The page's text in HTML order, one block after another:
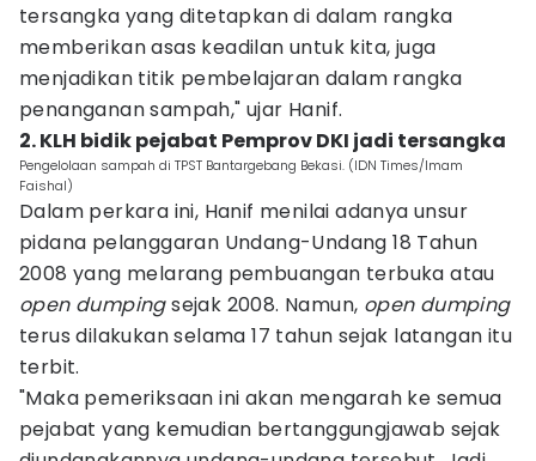
tersangka yang ditetapkan di dalam rangka
memberikan asas keadilan untuk kita, juga
menjadikan titik pembelajaran dalam rangka
penanganan sampah," ujar Hanif.
2. KLH bidik pejabat Pemprov DKI jadi tersangka
Pengelolaan sampah di TPST Bantargebang Bekasi. (IDN Times/Imam
Faishal)
Dalam perkara ini, Hanif menilai adanya unsur
pidana pelanggaran Undang-Undang 18 Tahun
2008 yang melarang pembuangan terbuka atau
open dumpingsejak 2008. Namun, open dumping
terus dilakukan selama 17 tahun sejak latangan itu
terbit.
"Maka pemeriksaan ini akan mengarah ke semua
pejabat yang kemudian bertanggungjawab sejak